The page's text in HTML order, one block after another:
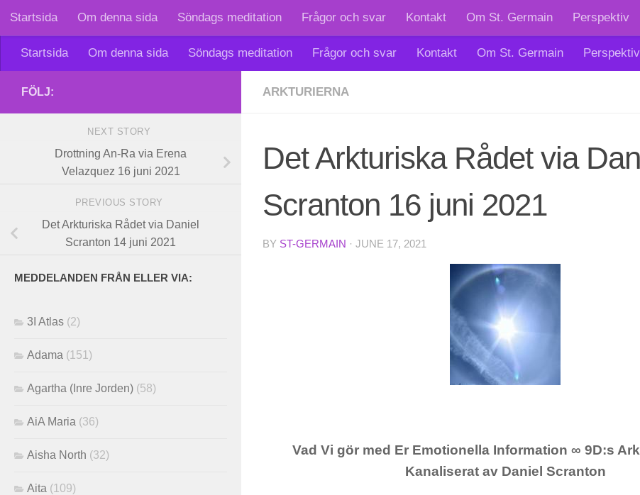
Skip to content
Startsida Om denna sida Söndags meditation Frågor och svar Kontakt Om St. Germain Perspektiv
Startsida Om denna sida Söndags meditation Frågor och svar Kontakt Om St. Germain Perspektiv
ARKTURIERNA
Det Arkturiska Rådet via
Scranton 16 juni 2021
BY ST-GERMAIN · JUNE 17, 2021
Vad Vi gör med Er Emotionella Information ∞ 9D:s
Kanaliserat av Daniel Scranton
FÖLJ:
NEXT STORY
Drottning An-Ra via Erena
Velazquez 16 juni 2021
PREVIOUS STORY
Det Arkturiska Rådet via Daniel
Scranton 14 juni 2021
MEDDELANDEN FRÅN ELLER VIA:
3I Atlas (2)
Adama (151)
Agartha (Inre Jorden) (58)
AiA Maria (36)
Aisha North (32)
Aita (109)